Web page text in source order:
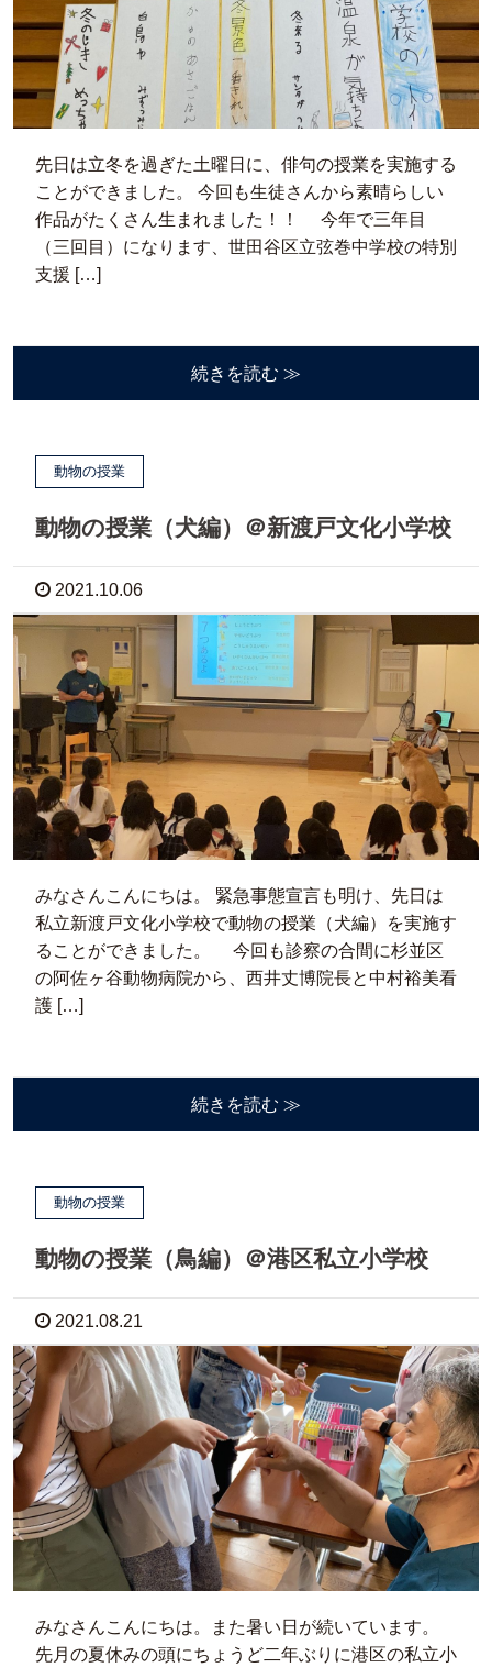
先日は立冬を過ぎた土曜日に、俳句の授業を実施する
ことができました。 今回も生徒さんから素晴らしい
作品がたくさん生まれました！！ 今年で三年目
（三回目）になります、世田谷区立弦巻中学校の特別
支援 […]
続きを読む ≫
動物の授業
動物の授業（犬編）＠新渡戸文化小学校
2021.10.06
みなさんこんにちは。 緊急事態宣言も明け、先日は
私立新渡戸文化小学校で動物の授業（犬編）を実施す
ることができました。 今回も診察の合間に杉並区
の阿佐ヶ谷動物病院から、西井丈博院長と中村裕美看
護 […]
続きを読む ≫
動物の授業
動物の授業（鳥編）＠港区私立小学校
2021.08.21
みなさんこんにちは。また暑い日が続いています。
先月の夏休みの頭にちょうど二年ぶりに港区の私立小